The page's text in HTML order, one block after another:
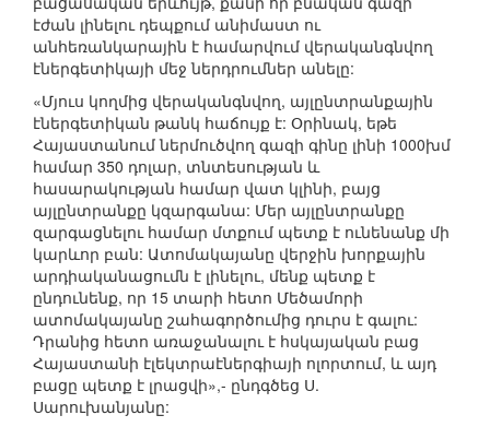
էժան լինելու դեպքում անիմաստ ու
անհեռանկարային է համարվում վերականգնվող
էներգետիկայի մեջ ներդրումներ անելը:
«Մյուս կողմից վերականգնվող, այլընտրանքային
էներգետիկան թանկ հաճույք է: Օրինակ, եթե
Հայաստանում ներմուծվող գազի գինը լինի 1000խմ
համար 350 դոլար, տնտեսության և
հասարակության համար վատ կլինի, բայց
այլընտրանքը կզարգանա: Մեր այլընտրանքը
զարգացնելու համար մտքում պետք է ունենանք մի
կարևոր բան: Ատոմակայանը վերջին խորքային
արդիականացումն է լինելու, մենք պետք է
ընդունենք, որ 15 տարի հետո Մեծամորի
ատոմակայանը շահագործումից դուրս է գալու:
Դրանից հետո առաջանալու է հսկայական բաց
Հայաստանի էլեկտրաէներգիայի ոլորտում, և այդ
բացը պետք է լրացվի»,- ընդգծեց Ս.
Սարուխանյանը: